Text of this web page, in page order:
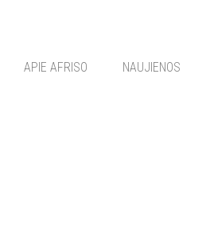
APIE AFRISO NAUJIENOS